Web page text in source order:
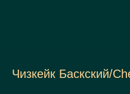
Чизкейк Баскский/